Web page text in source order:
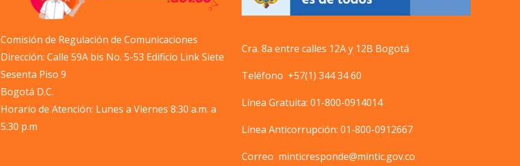
Comisión de Regulación de Comunicaciones
Dirección: Calle 59A bis No. 5-53 Edificio Link Siete
Sesenta Piso 9
Bogotá D.C.
Horario de Atención: Lunes a Viernes 8:30 a.m. a
5:30 p.m
Cra. 8a entre calles 12A y 12B Bogotá
Teléfono +57(1) 344 34 60
Línea Gratuita: 01-800-0914014
Línea Anticorrupción: 01-800-0912667
Correo minticresponde@mintic.gov.co